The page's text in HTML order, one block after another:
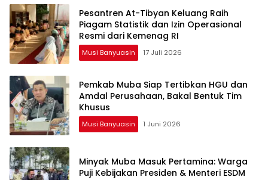
Pesantren At-Tibyan Keluang Raih
Piagam Statistik dan Izin Operasional
Resmi dari Kemenag RI
Musi Banyuasin 17 Juli 2026
Pemkab Muba Siap Tertibkan HGU dan
Amdal Perusahaan, Bakal Bentuk Tim
Khusus
Musi Banyuasin 1 Juni 2026
Minyak Muba Masuk Pertamina: Warga
Puji Kebijakan Presiden & Menteri ESDM